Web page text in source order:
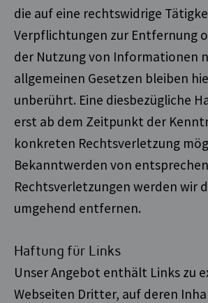
die auf eine rechtswidrige
Verpflichtungen zur Entfernung
der Nutzung von Informationen
allgemeinen Gesetzen bleiben
unberührt. Eine diesbezügliche
erst ab dem Zeitpunkt der
konkreten Rechtsverletzung
Bekanntwerden von
Rechtsverletzungen werden wir
umgehend entfernen.
Haftung für Links
Unser Angebot enthält Links zu
Webseiten Dritter, auf deren